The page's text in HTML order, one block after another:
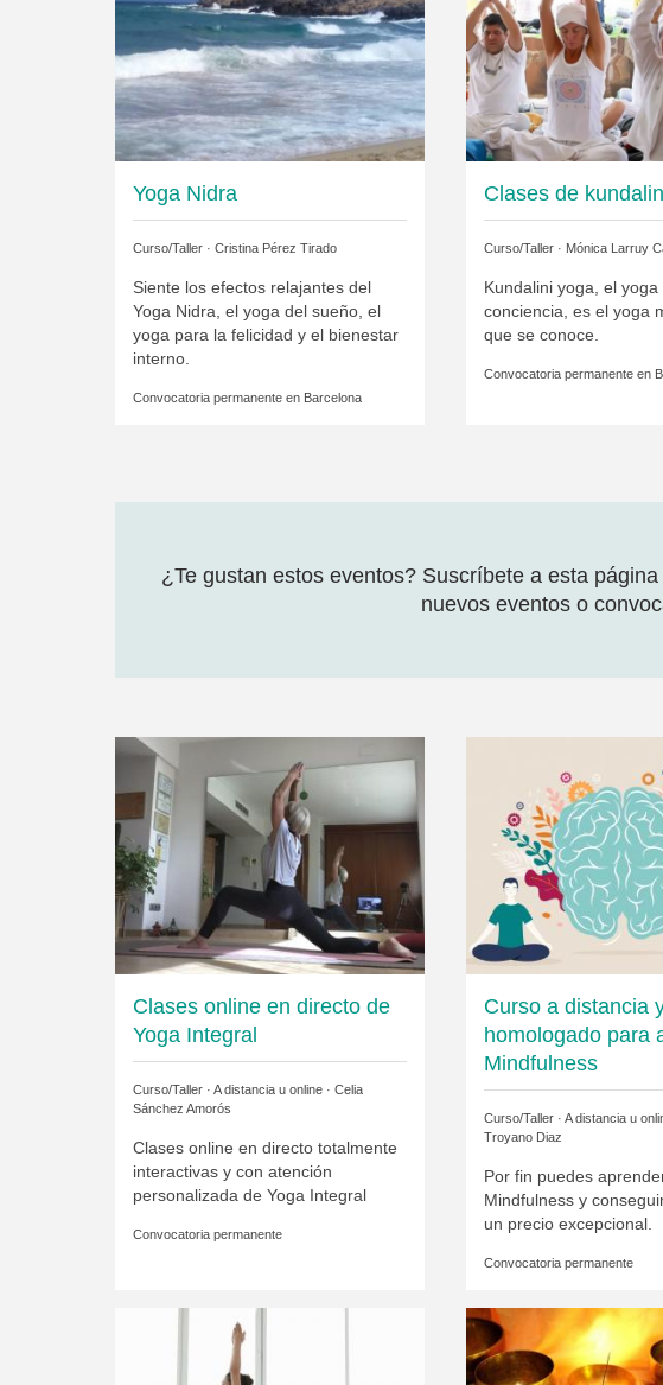
Yoga Nidra
Curso/Taller · Cristina Pérez Tirado
Siente los efectos relajantes del
Yoga Nidra, el yoga del sueño, el
yoga para la felicidad y el bienestar
interno.
Convocatoria permanente en Barcelona
Clases de
Curso/Taller · Mónica Larruy
Kundalini yoga, el yoga
conciencia, es el yoga
que se conoce.
Convocatoria permanente en
¿Te gustan estos eventos? Suscríbete a esta
nuevos eventos o
Clases online en directo de
Yoga Integral
Curso/Taller · A distancia u online · Celia
Sánchez Amorós
Clases online en directo totalmente
interactivas y con atención
personalizada de Yoga Integral
Convocatoria permanente
Curso a distancia
homologado para
Mindfulness
Curso/Taller · A distancia u
Troyano Diaz
Por fin puedes
Mindfulness y
un precio excepcional.
Convocatoria permanente